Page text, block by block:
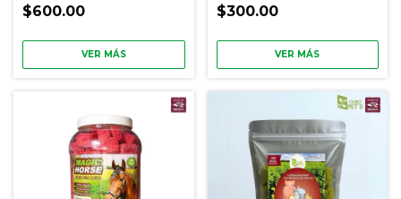
$600.00
VER MÁS
$300.00
VER MÁS